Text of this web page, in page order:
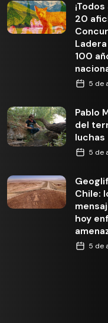
20
100
5 de
Pablo
del
luchas
5 de
Chile:
hoy
5 de